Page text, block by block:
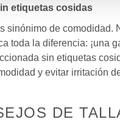
etiquetas cosidas
sinónimo de comodidad.
toda la diferencia: ¡una
sin etiquetas
y evitar irritación
DE